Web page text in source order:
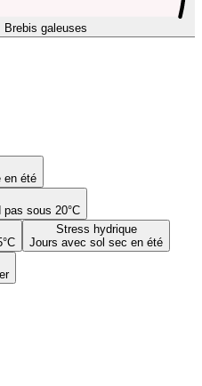
Brebis galeuses
en été
sous 20°C
Stress hydrique
Jours avec sol sec en été